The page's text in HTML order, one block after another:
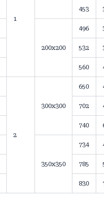
1
453
200х200
496
532
560
2
300х300
650
702
740
350х350
734
785
830